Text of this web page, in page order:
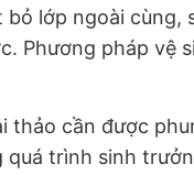
lớp ngoài cùng,
Phương pháp vệ
thảo cần được
quá trình sinh